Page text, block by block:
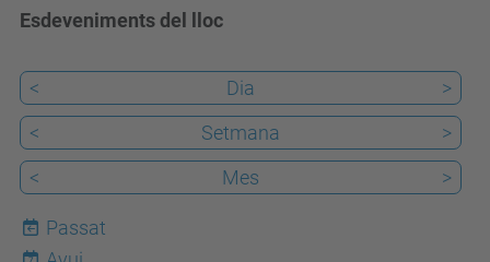
Esdeveniments del lloc
< Dia
>
<
Setmana
>
<
Mes >
Passat